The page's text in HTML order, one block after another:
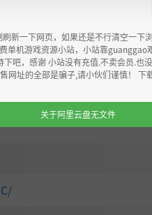
新一下网页，如果还是不行清空一下
单机游戏资源小站，小站靠guanggao
吧，感谢 小站没有充值.不卖会员.也
网址的全部是骗子,请小伙们谨慎！ 下
关于阿里云盘无文件